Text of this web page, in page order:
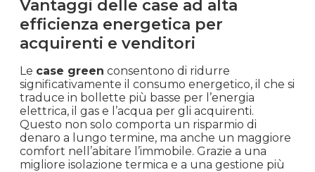
richiesta e di un valore di mercato più elevato.
Allo stesso tempo, gli immobili con classi
energetiche inferiori potrebbero incontrare
maggiori difficoltà di vendita o essere meno
dell’importanza dell’efficienza energetica.
Perché scegliere case green:
benefici oltre la
certificazione energetica